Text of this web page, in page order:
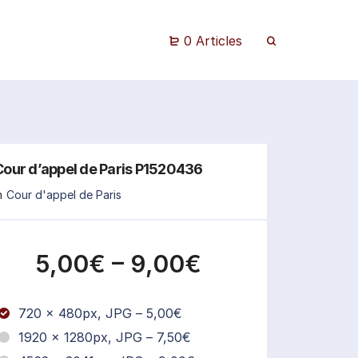
0 Articles
d’appel de Paris P1520436
Cour d'appel de Paris
5,00€ – 9,00€
720 x 480px, JPG – 5,00€
1920 x 1280px, JPG – 7,50€